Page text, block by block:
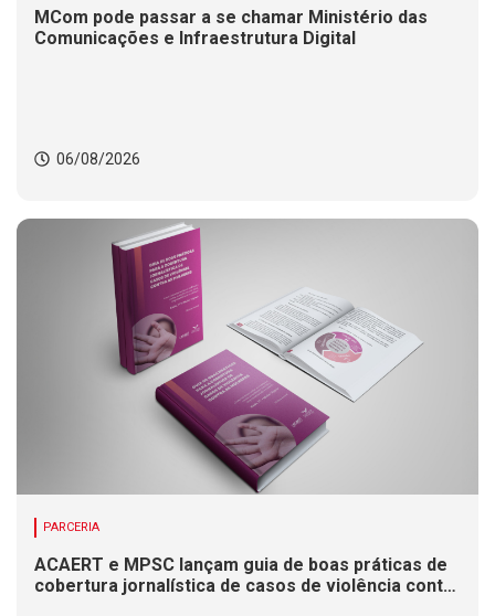
MCom pode passar a se chamar Ministério das
Comunicações e Infraestrutura Digital
06/08/2026
PARCERIA
ACAERT e MPSC lançam guia de boas práticas de
cobertura jornalística de casos de violência contra